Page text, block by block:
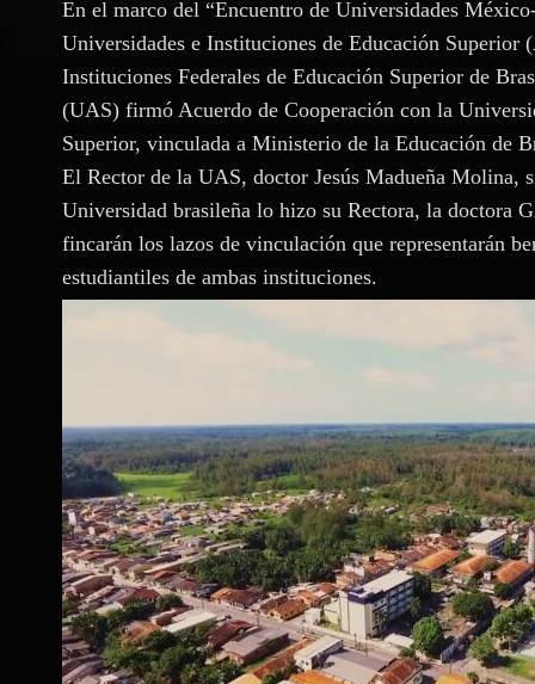
En el marco del “Encuentro de Universidades
Universidades e Instituciones de Educación
Instituciones Federales de Educación Superior de
(UAS) firmó Acuerdo de Cooperación con la
Superior, vinculada a Ministerio de la Educación de
El Rector de la UAS, doctor Jesús Madueña Molina,
Universidad brasileña lo hizo su Rectora, la doctora
fincarán los lazos de vinculación que representarán
estudiantiles de ambas instituciones.